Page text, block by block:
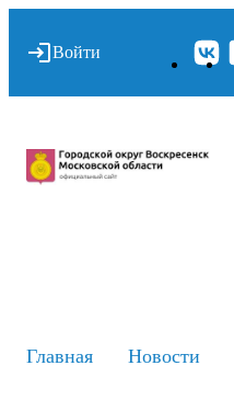
Войти
Главная Новости